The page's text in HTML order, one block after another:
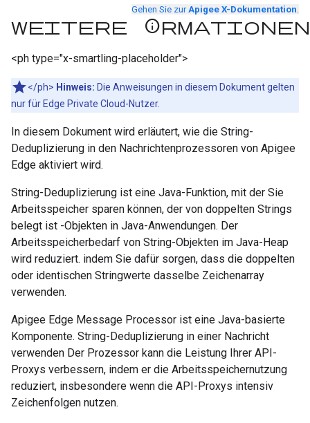
Gehen Sie zurApigee X-Dokumentation.
Weitere Informationen
<ph type="x-smartling-placeholder">
</ph> Hinweis: Die Anweisungen in diesem Dokument gelten
nur für Edge Private Cloud-Nutzer.
In diesem Dokument wird erläutert, wie die String-
Deduplizierung in den Nachrichtenprozessoren von Apigee
Edge aktiviert wird.
String-Deduplizierung ist eine Java-Funktion, mit der Sie
Arbeitsspeicher sparen können, der von doppelten Strings
belegt ist -Objekten in Java-Anwendungen. Der
Arbeitsspeicherbedarf von String-Objekten im Java-Heap
wird reduziert. indem Sie dafür sorgen, dass die doppelten
oder identischen Stringwerte dasselbe Zeichenarray
verwenden.
Apigee Edge Message Processor ist eine Java-basierte
Komponente. String-Deduplizierung in einer Nachricht
verwenden Der Prozessor kann die Leistung Ihrer API-
Proxys verbessern, indem er die Arbeitsspeichernutzung
reduziert, insbesondere wenn die API-Proxys intensiv
Zeichenfolgen nutzen.